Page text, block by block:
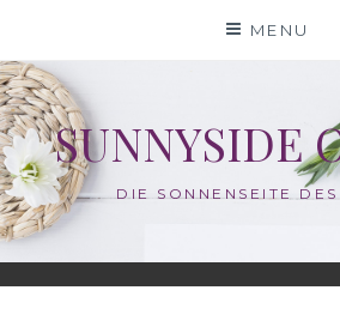
content
MENU
SUNNYSIDE
DIE SONNENSEITE